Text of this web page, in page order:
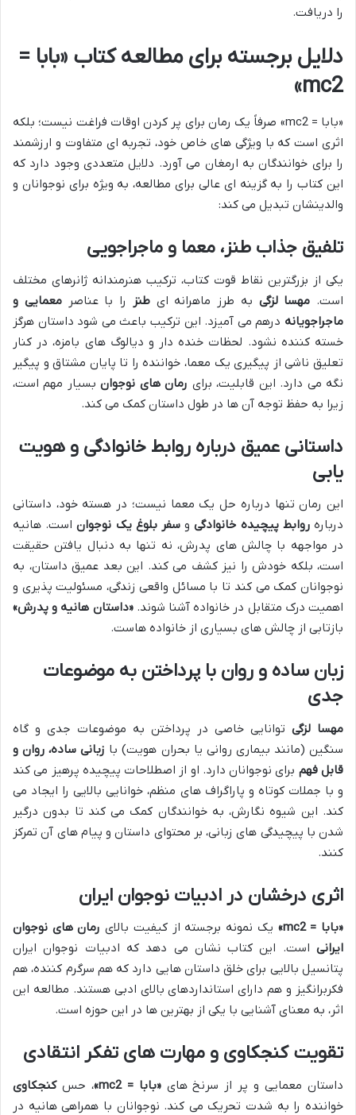
را دریافت.
دلایل برجسته برای مطالعه کتاب «بابا =
mc2»
«بابا = mc2» صرفاً یک رمان برای پر کردن اوقات فراغت نیست؛ بلکه
اثری است که با ویژگی های خاص خود، تجربه ای متفاوت و ارزشمند
را برای خوانندگان به ارمغان می آورد. دلایل متعددی وجود دارد که
این کتاب را به گزینه ای عالی برای مطالعه، به ویژه برای نوجوانان و
والدینشان تبدیل می کند:
تلفیق جذاب طنز، معما و ماجراجویی
یکی از بزرگترین نقاط قوت کتاب، ترکیب هنرمندانه ژانرهای مختلف
است. مهسا لزگی به طرز ماهرانه ایطنز را با عناصرمعمایی و
ماجراجویانه درهم می آمیزد. این ترکیب باعث می شود داستان هرگز
خسته کننده نشود. لحظات خنده دار و دیالوگ های بامزه، در کنار
تعلیق ناشی از پیگیری یک معما، خواننده را تا پایان مشتاق و پیگیر
نگه می دارد. این قابلیت، برای رمان های نوجوانبسیار مهم است،
زیرا به حفظ توجه آن ها در طول داستان کمک می کند.
داستانی عمیق درباره روابط خانوادگی و هویت
یابی
این رمان تنها درباره حل یک معما نیست؛ در هسته خود، داستانی
دربارهروابط پیچیده خانوادگیو سفر بلوغ یک نوجواناست. هانیه
در مواجهه با چالش های پدرش، نه تنها به دنبال یافتن حقیقت
است، بلکه خودش را نیز کشف می کند. این بعد عمیق داستان، به
نوجوانان کمک می کند تا با مسائل واقعی زندگی، مسئولیت پذیری و
اهمیت درک متقابل در خانواده آشنا شوند.«داستان هانیه و پدرش»
بازتابی از چالش های بسیاری از خانواده هاست.
زبان ساده و روان با پرداختن به موضوعات
جدی
مهسا لزگی توانایی خاصی در پرداختن به موضوعات جدی و گاه
سنگین (مانند بیماری روانی یا بحران هویت) با زبانی ساده، روان و
قابل فهم برای نوجوانان دارد. او از اصطلاحات پیچیده پرهیز می کند
و با جملات کوتاه و پاراگراف های منظم، خوانایی بالایی را ایجاد می
کند. این شیوه نگارش، به خوانندگان کمک می کند تا بدون درگیر
شدن با پیچیدگی های زبانی، بر محتوای داستان و پیام های آن تمرکز
کنند.
اثری درخشان در ادبیات نوجوان ایران
«بابا = mc2» یک نمونه برجسته از کیفیت بالای رمان های نوجوان
ایرانی است. این کتاب نشان می دهد که ادبیات نوجوان ایران
پتانسیل بالایی برای خلق داستان هایی دارد که هم سرگرم کننده، هم
فکربرانگیز و هم دارای استانداردهای بالای ادبی هستند. مطالعه این
اثر، به معنای آشنایی با یکی از بهترین ها در این حوزه است.
تقویت کنجکاوی و مهارت های تفکر انتقادی
داستان معمایی و پر از سرنخ های«بابا = mc2» ، حسکنجکاوی
خواننده را به شدت تحریک می کند. نوجوانان با همراهی هانیه در